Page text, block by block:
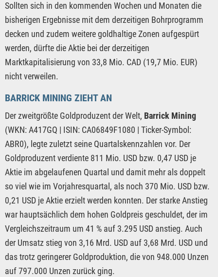
Sollten sich in den kommenden Wochen und Monaten die
bisherigen Ergebnisse mit dem derzeitigen Bohrprogramm
decken und zudem weitere goldhaltige Zonen aufgespürt
werden, dürfte die Aktie bei der derzeitigen
Marktkapitalisierung von 33,8 Mio. CAD (19,7 Mio. EUR)
nicht verweilen.
BARRICK MINING ZIEHT AN
Der zweitgrößte Goldproduzent der Welt, Barrick Mining
(WKN: A417GQ | ISIN: CA06849F1080 | Ticker-Symbol:
ABR0), legte zuletzt seine Quartalskennzahlen vor. Der
Goldproduzent verdiente 811 Mio. USD bzw. 0,47 USD je
Aktie im abgelaufenen Quartal und damit mehr als doppelt
so viel wie im Vorjahresquartal, als noch 370 Mio. USD bzw.
0,21 USD je Aktie erzielt werden konnten. Der starke Anstieg
war hauptsächlich dem hohen Goldpreis geschuldet, der im
Vergleichszeitraum um 41 % auf 3.295 USD anstieg. Auch
der Umsatz stieg von 3,16 Mrd. USD auf 3,68 Mrd. USD und
das trotz geringerer Goldproduktion, die von 948.000 Unzen
auf 797.000 Unzen zurück ging.